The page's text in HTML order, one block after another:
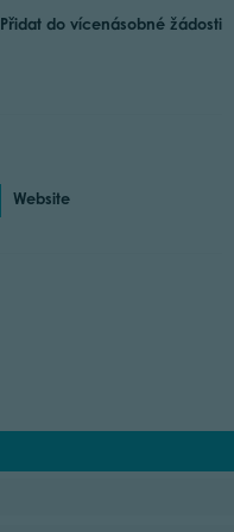
Přidat do vícenásobné žádosti
Website